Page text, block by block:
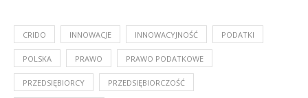
CRIDO INNOWACJE INNOWACYJNOŚĆ PODATKI
POLSKA PRAWO PRAWO PODATKOWE
PRZEDSIĘBIORCY PRZEDSIĘBIORCZOŚĆ